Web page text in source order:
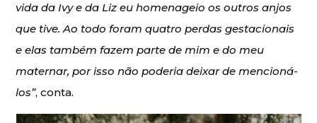
vida da Ivy e da Liz eu homenageio os outros anjos
que tive. Ao todo foram quatro perdas gestacionais
e elas também fazem parte de mim e do meu
maternar, por isso não poderia deixar de mencioná-
los”, conta.